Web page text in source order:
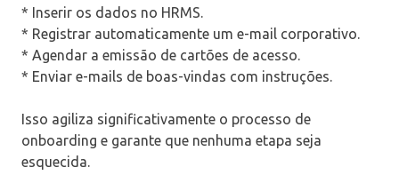
* Inserir os dados no HRMS.
* Registrar automaticamente um e-mail corporativo.
* Agendar a emissão de cartões de acesso.
* Enviar e-mails de boas-vindas com instruções.
Isso agiliza significativamente o processo de
onboarding e garante que nenhuma etapa seja
esquecida.